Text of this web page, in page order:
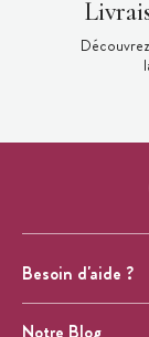
Besoin d'aide ?